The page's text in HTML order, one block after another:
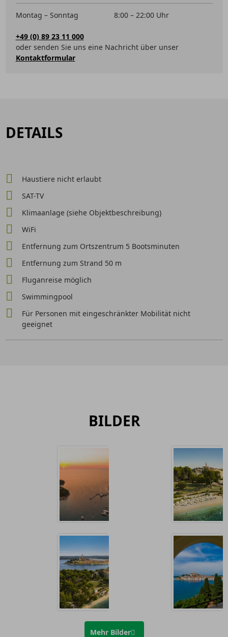
Montag – Sonntag 8:00 – 22:00 Uhr
+49 (0) 89 23 11 000
oder senden Sie uns eine Nachricht über unser
Kontaktformular
DETAILS
Haustiere nicht erlaubt
SAT-TV
Klimaanlage (siehe Objektbeschreibung)
WiFi
Entfernung zum Ortszentrum 5 Bootsminuten
Entfernung zum Strand 50 m
Fluganreise möglich
Swimmingpool
Für Personen mit eingeschränkter Mobilität nicht
geeignet
BILDER
Mehr Bilder